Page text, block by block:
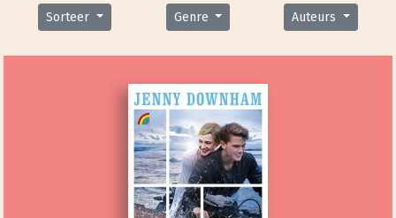
Sorteer Genre Auteurs